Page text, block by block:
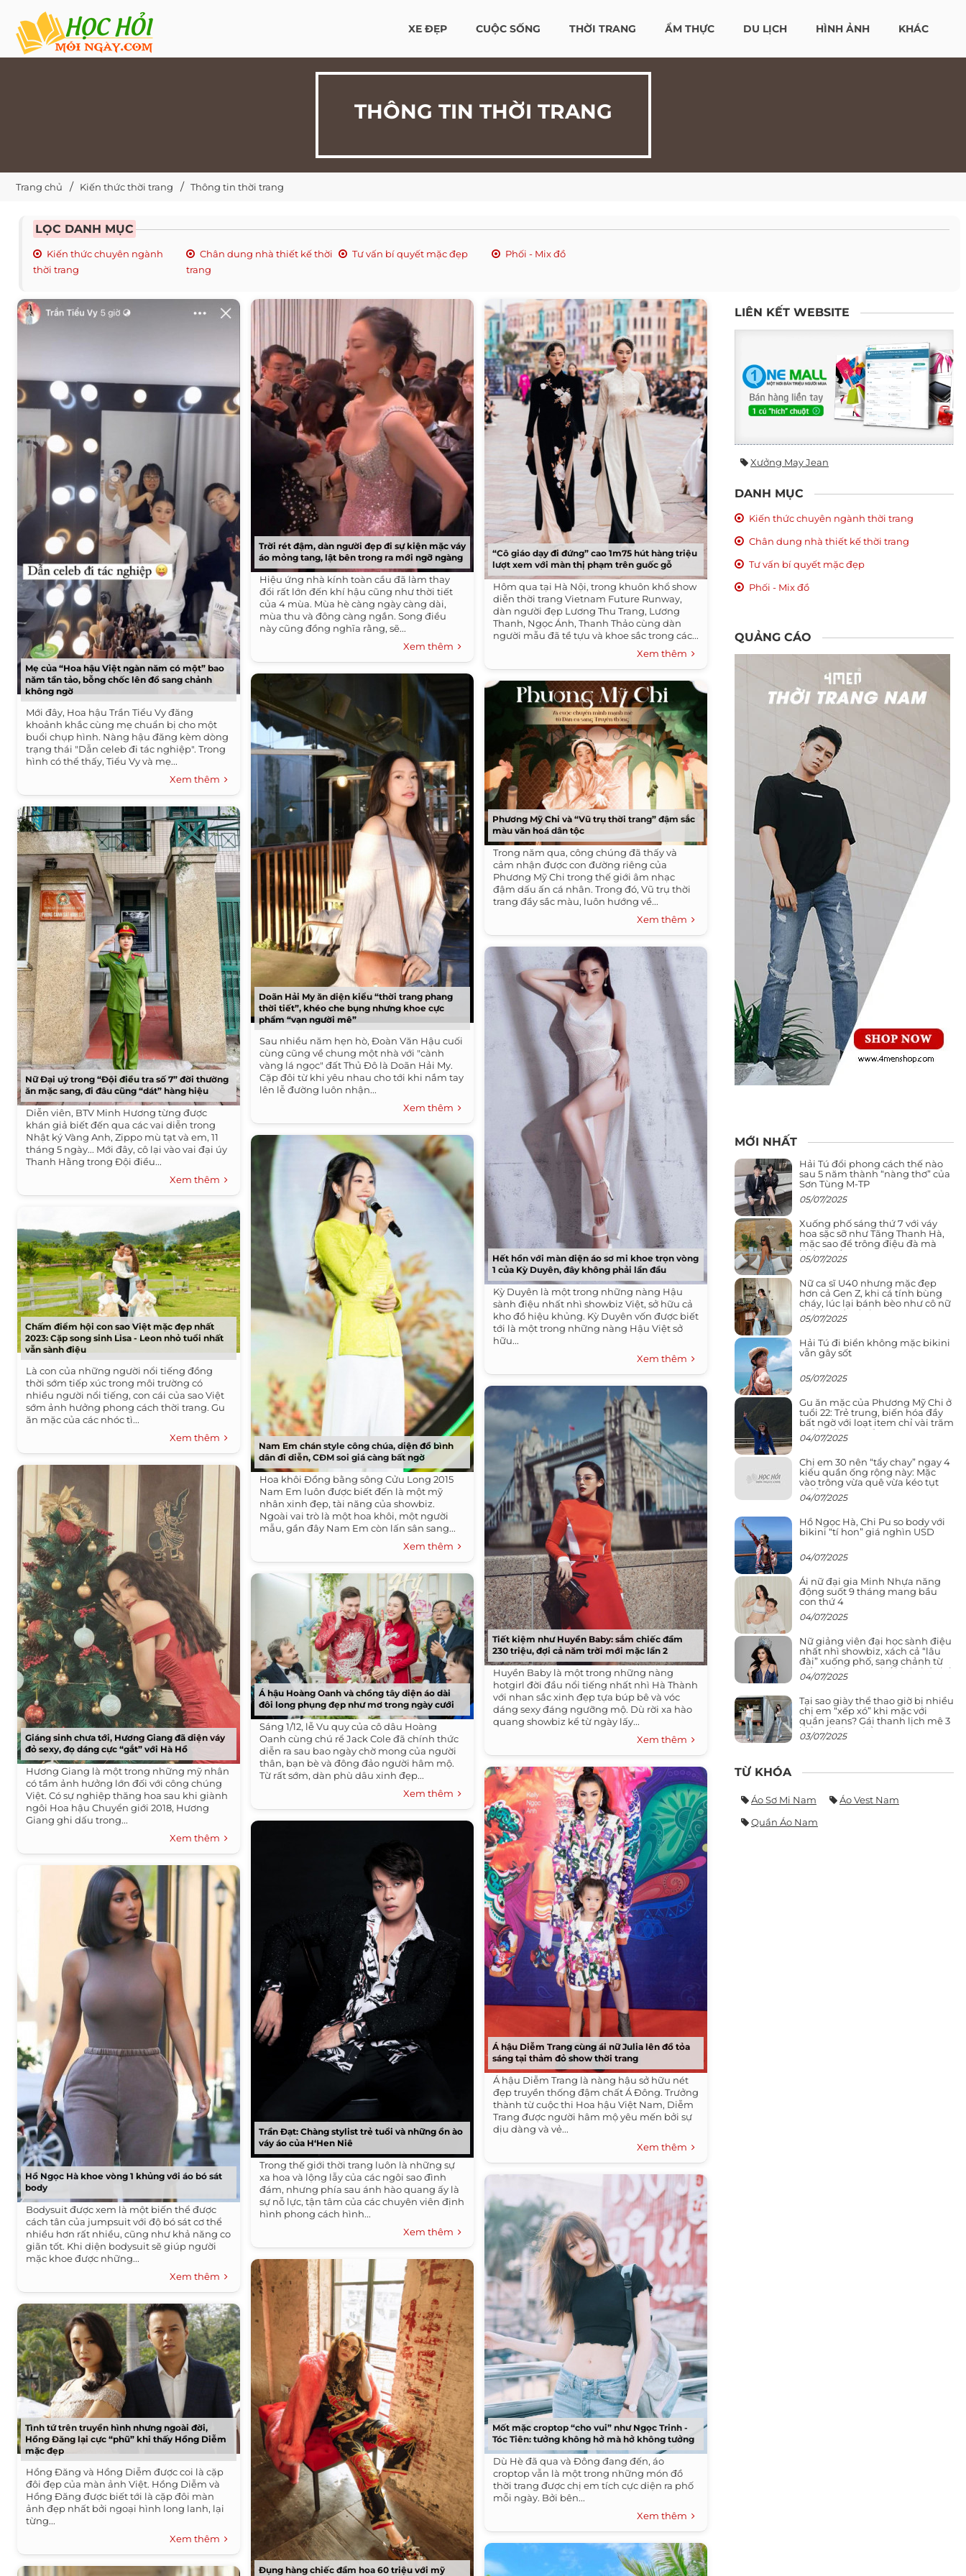
XE ĐẸP CUỘC SỐNG THỜI TRANG ẨM THỰC DU LỊCH HÌNH ẢNH KHÁC
THÔNG TIN THỜI TRANG
Trang chủ Kiến thức thời trang Thông tin thời trang
LỌC DANH MỤC
Kiến thức chuyên ngành
thời trang
Chân dung nhà thiết kế thời
trang
Tư vấn bí quyết mặc đẹp Phối - Mix đồ
Mẹ của “Hoa hậu Việt ngàn năm có một” bao
năm tần tảo, bỗng chốc lên đồ sang chảnh
không ngờ
Mới đây, Hoa hậu Trần Tiểu Vy đăng
khoảnh khắc cùng mẹ chuẩn bị cho một
buổi chụp hình. Nàng hậu đăng kèm dòng
trạng thái "Dẫn celeb đi tác nghiệp". Trong
hình có thể thấy, Tiểu Vy và mẹ...
Xem thêm
Nữ Đại uý trong “Đội điều tra số 7” đời thường
ăn mặc sang, đi đâu cũng “dát” hàng hiệu
Diễn viên, BTV Minh Hương từng được
khán giả biết đến qua các vai diễn trong
Nhật ký Vàng Anh, Zippo mù tạt và em, 11
tháng 5 ngày... Mới đây, cô lại vào vai đại úy
Thanh Hằng trong Đội điều...
Xem thêm
Chấm điểm hội con sao Việt mặc đẹp nhất
2023: Cặp song sinh Lisa - Leon nhỏ tuổi nhất
vẫn sành điệu
Là con của những người nổi tiếng đồng
thời sớm tiếp xúc trong môi trường có
nhiều người nổi tiếng, con cái của sao Việt
sớm ảnh hưởng phong cách thời trang. Gu
ăn mặc của các nhóc tì...
Xem thêm
Giáng sinh chưa tới, Hương Giang đã diện váy
đỏ sexy, đọ dáng cực “gắt” với Hà Hồ
Hương Giang là một trong những mỹ nhân
có tầm ảnh hưởng lớn đối với công chúng
Việt. Có sự nghiệp thăng hoa sau khi giành
ngôi Hoa hậu Chuyển giới 2018, Hương
Giang ghi dấu trong...
Xem thêm
Hồ Ngọc Hà khoe vòng 1 khủng với áo bó sát
body
Bodysuit được xem là một biến thể được
cách tân của jumpsuit với độ bó sát cơ thể
nhiều hơn rất nhiều, cũng như khả năng co
giãn tốt. Khi diện bodysuit sẽ giúp người
mặc khoe được những...
Xem thêm
Tình tứ trên truyền hình nhưng ngoài đời,
Hồng Đăng lại cực “phũ” khi thấy Hồng Diễm
mặc đẹp
Hồng Đăng và Hồng Diễm được coi là cặp
đôi đẹp của màn ảnh Việt. Hồng Diễm và
Hồng Đăng được biết tới là cặp đôi màn
ảnh đẹp nhất bởi ngoại hình long lanh, lại
từng...
Xem thêm
Trời rét đậm, dàn người đẹp đi sự kiện mặc váy
áo mỏng tang, lật bên trong ra mới ngỡ ngàng
Hiệu ứng nhà kính toàn cầu đã làm thay
đổi rất lớn đến khí hậu cũng như thời tiết
của 4 mùa. Mùa hè càng ngày càng dài,
mùa thu và đông càng ngắn. Song điều
này cũng đồng nghĩa rằng, sẽ...
Xem thêm
Doãn Hải My ăn diện kiểu “thời trang phang
thời tiết”, khéo che bụng nhưng khoe cực
phẩm “vạn người mê”
Sau nhiều năm hẹn hò, Đoàn Văn Hậu cuối
cùng cũng về chung một nhà với "cành
vàng lá ngọc" đất Thủ Đô là Doãn Hải My.
Cặp đôi từ khi yêu nhau cho tới khi nắm tay
lên lễ đường luôn nhận...
Xem thêm
Nam Em chán style công chúa, diện đồ bình
dân đi diễn, CĐM soi giá càng bất ngờ
Hoa khôi Đồng bằng sông Cửu Long 2015
Nam Em luôn được biết đến là một mỹ
nhân xinh đẹp, tài năng của showbiz.
Ngoài vai trò là một hoa khôi, một người
mẫu, gần đây Nam Em còn lấn sân sang...
Xem thêm
Á hậu Hoàng Oanh và chồng tây diện áo dài
đôi long phụng đẹp như mơ trong ngày cưới
Sáng 1/12, lễ Vu quy của cô dâu Hoàng
Oanh cùng chú rể Jack Cole đã chính thức
diễn ra sau bao ngày chờ mong của người
thân, bạn bè và đông đảo người hâm mộ.
Từ rất sớm, dàn phù dâu xinh đẹp...
Xem thêm
Trần Đạt: Chàng stylist trẻ tuổi và những ồn ào
váy áo của H‘Hen Niê
Trong thế giới thời trang luôn là những sự
xa hoa và lộng lẫy của các ngôi sao đình
đám, nhưng phía sau ánh hào quang ấy là
sự nỗ lực, tận tâm của các chuyên viên định
hình phong cách hình...
Xem thêm
Đụng hàng chiếc đầm hoa 60 triệu với mỹ
“Cô giáo dạy đi đứng” cao 1m75 hút hàng triệu
lượt xem với màn thị phạm trên guốc gỗ
Hôm qua tại Hà Nội, trong khuôn khổ show
diễn thời trang Vietnam Future Runway,
dàn người đẹp Lương Thu Trang, Lương
Thanh, Ngọc Ánh, Thanh Thảo cùng dàn
người mẫu đã tề tựu và khoe sắc trong các...
Xem thêm
Phương Mỹ Chi và “Vũ trụ thời trang” đậm sắc
màu văn hoá dân tộc
Trong năm qua, công chúng đã thấy và
cảm nhận được con đường riêng của
Phương Mỹ Chi trong thế giới âm nhạc
đậm dấu ấn cá nhân. Trong đó, Vũ trụ thời
trang đầy sắc màu, luôn hướng về...
Xem thêm
Hết hồn với màn diện áo sơ mi khoe trọn vòng
1 của Kỳ Duyên, đây không phải lần đầu
Kỳ Duyên là một trong những nàng Hậu
sành điệu nhất nhì showbiz Việt, sở hữu cả
kho đồ hiệu khủng. Kỳ Duyên vốn được biết
tới là một trong những nàng Hậu Việt sở
hữu...
Xem thêm
Tiết kiệm như Huyền Baby: sắm chiếc đầm
230 triệu, đợi cả năm trời mới mặc lần 2
Huyền Baby là một trong những nàng
hotgirl đời đầu nổi tiếng nhất nhì Hà Thành
với nhan sắc xinh đẹp tựa búp bê và vóc
dáng sexy đáng ngưỡng mộ. Dù rời xa hào
quang showbiz kể từ ngày lấy...
Xem thêm
Á hậu Diễm Trang cùng ái nữ Julia lên đồ tỏa
sáng tại thảm đỏ show thời trang
Á hậu Diễm Trang là nàng hậu sở hữu nét
đẹp truyền thống đậm chất Á Đông. Trưởng
thành từ cuộc thi Hoa hậu Việt Nam, Diễm
Trang được người hâm mộ yêu mến bởi sự
dịu dàng và vẻ...
Xem thêm
Mốt mặc croptop “cho vui” như Ngọc Trinh -
Tóc Tiên: tưởng không hở mà hở không tưởng
Dù Hè đã qua và Đông đang đến, áo
croptop vẫn là một trong những món đồ
thời trang được chị em tích cực diện ra phố
mỗi ngày. Bởi bên...
Xem thêm
LIÊN KẾT WEBSITE
Xưởng May Jean
DANH MỤC
Kiến thức chuyên ngành thời trang
Chân dung nhà thiết kế thời trang
Tư vấn bí quyết mặc đẹp
Phối - Mix đồ
QUẢNG CÁO
MỚI NHẤT
Hải Tú đổi phong cách thế nào
sau 5 năm thành “nàng thơ” của
Sơn Tùng M-TP
05/07/2025
Xuống phố sáng thứ 7 với váy
hoa sặc sỡ như Tăng Thanh Hà,
mặc sao để trông điệu đà mà
không sến
05/07/2025
Nữ ca sĩ U40 nhưng mặc đẹp
hơn cả Gen Z, khi cá tính bùng
cháy, lúc lại bánh bèo như cô nữ
chính ngôn tình
05/07/2025
Hải Tú đi biển không mặc bikini
vẫn gây sốt
05/07/2025
Gu ăn mặc của Phương Mỹ Chi ở
tuổi 22: Trẻ trung, biến hóa đầy
bất ngờ với loạt item chỉ vài trăm
nghìn đã mua được
04/07/2025
Chị em 30 nên “tẩy chay” ngay 4
kiểu quần ống rộng này: Mặc
vào trông vừa quê vừa kéo tụt
chiều cao
04/07/2025
Hồ Ngọc Hà, Chi Pu so body với
bikini “tí hon” giá nghìn USD
04/07/2025
Ái nữ đại gia Minh Nhựa năng
động suốt 9 tháng mang bầu
con thứ 4
04/07/2025
Nữ giảng viên đại học sành điệu
nhất nhì showbiz, xách cả “lâu
đài” xuống phố, sang chảnh từ
giảng đường ra phố khó ai đọ lại
04/07/2025
Tại sao giày thể thao giờ bị nhiều
chị em “xếp xó” khi mặc với
quần jeans? Gái thanh lịch mê 3
kiểu này hơn hẳn
03/07/2025
TỪ KHÓA
Áo Sơ Mi Nam
Áo Vest Nam
Quần Áo Nam